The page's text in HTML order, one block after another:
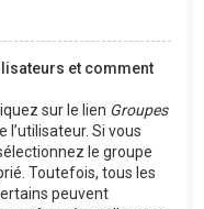
et comment
sur le lien Groupes
Si vous
le groupe
Toutefois, tous les
peuvent